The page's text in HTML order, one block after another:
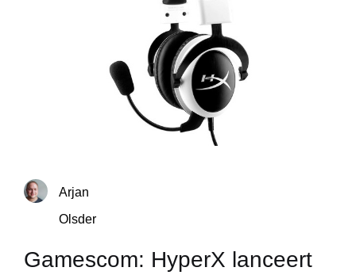
Arjan
Olsder
Gamescom: HyperX lanceert